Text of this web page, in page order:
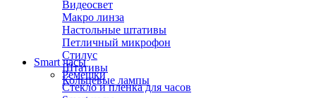
Видеосвет
Макро линза
Настольные штативы
Петличный микрофон
Стилус
Штативы
Кольцевые лампы
Smart часы
Ремешки
Стекло и пленка для часов